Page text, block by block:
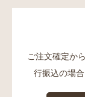
ご注文確定か
行振込の場